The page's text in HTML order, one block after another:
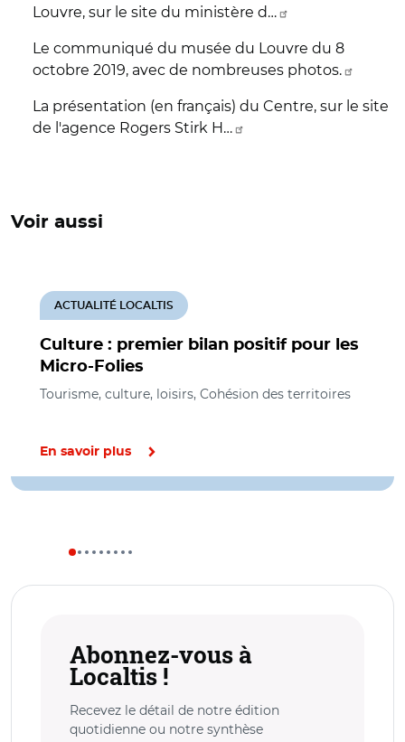
Louvre, sur le site du ministère d…
Le communiqué du musée du Louvre du 8
octobre 2019, avec de nombreuses photos.
La présentation (en français) du Centre, sur le site
de l'agence Rogers Stirk H…
Voir aussi
Culture : premier bilan positif pour les
Micro-Folies
ACTUALITÉ LOCALTIS
Tourisme, culture, loisirs, Cohésion des territoires
En savoir plus
Abonnez-vous à
Localtis !
Recevez le détail de notre édition
quotidienne ou notre synthèse